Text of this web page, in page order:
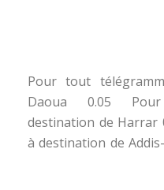
Pour tout
Daoua 0.05
destination de Harrar
à destination de